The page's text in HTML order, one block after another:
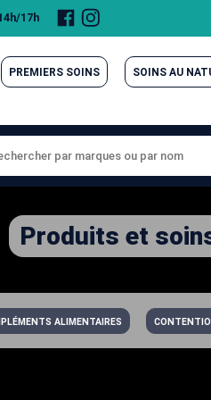
17h
Page
Facebook
Instagram
PREMIERS SOINS SOINS AU
Produits et
ALIMENTAIRES